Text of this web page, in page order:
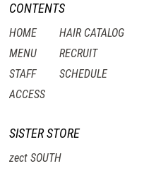
CONTENTS
HOME
MENU
STAFF
ACCESS
HAIR CATALOG
RECRUIT
SCHEDULE
SISTER STORE
zect SOUTH